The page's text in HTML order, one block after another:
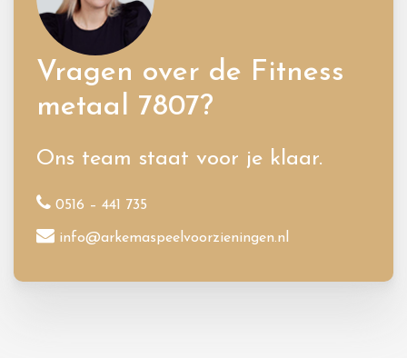
Vragen over de Fitness
metaal 7807?
Ons team staat voor je klaar.
0516 – 441 735
info@arkemaspeelvoorzieningen.nl